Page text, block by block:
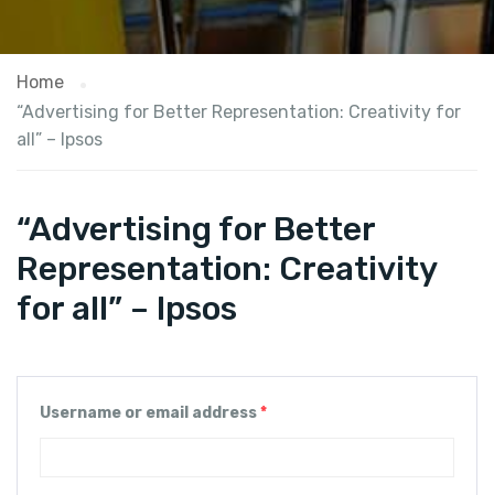
Home
“Advertising for Better Representation: Creativity for
all” – Ipsos
“Advertising for Better
Representation: Creativity
for all” – Ipsos
Username or email address*